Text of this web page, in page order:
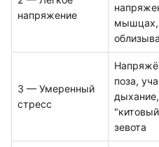
напряжение
мышцах,
3 — Умеренный
стресс
поза,
дыхание,
"китовый
зевота